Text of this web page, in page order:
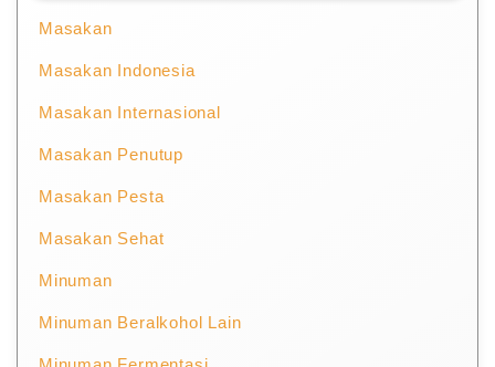
Masakan
Masakan Indonesia
Masakan Internasional
Masakan Penutup
Masakan Pesta
Masakan Sehat
Minuman
Minuman Beralkohol Lain